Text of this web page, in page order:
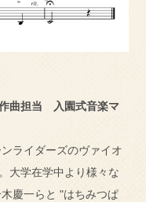
曲担当 入園式音楽マ
ライダーズのヴァイオ
大学在学中より様々な
慶一らと "はちみつぱ